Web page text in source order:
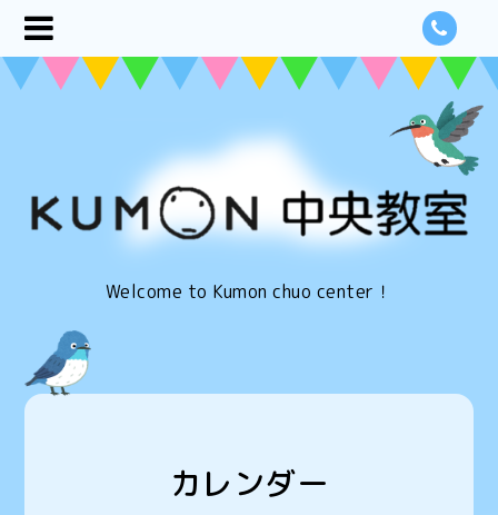
Welcome to Kumon chuo center！
カレンダー